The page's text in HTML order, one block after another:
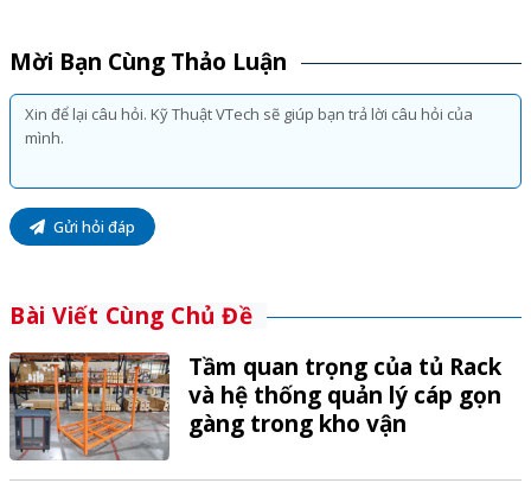
Mời Bạn Cùng Thảo Luận
Gửi hỏi đáp
Bài Viết Cùng Chủ Đề
Tầm quan trọng của tủ Rack
và hệ thống quản lý cáp gọn
gàng trong kho vận